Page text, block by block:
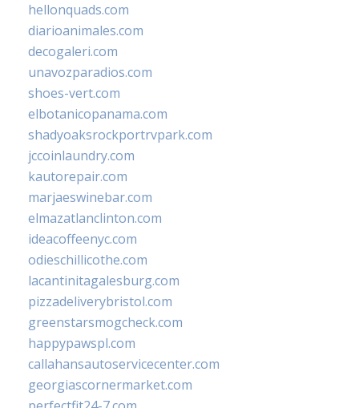
hellonquads.com
diarioanimales.com
decogaleri.com
unavozparadios.com
shoes-vert.com
elbotanicopanama.com
shadyoaksrockportrvpark.com
jccoinlaundry.com
kautorepair.com
marjaeswinebar.com
elmazatlanclinton.com
ideacoffeenyc.com
odieschillicothe.com
lacantinitagalesburg.com
pizzadeliverybristol.com
greenstarsmogcheck.com
happypawspl.com
callahansautoservicecenter.com
georgiascornermarket.com